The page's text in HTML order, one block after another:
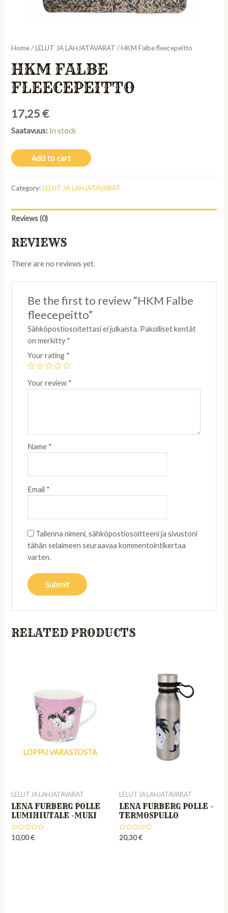
Home/LELUT JA LAHJATAVARAT / HKM Falbe fleecepeitto
HKM FALBE
FLEECEPEITTO
17,25€
Saatavuus: In stock
Add to cart
Category:LELUT JA LAHJATAVARAT
Reviews (0)
REVIEWS
There are no reviews yet.
Be the first to review “HKM Falbe
fleecepeitto”
Sähköpostiosoitettasi ei julkaista. Pakolliset kentät
on merkitty*
Your rating *
Your review *
Name *
Email *
Tallenna nimeni, sähköpostiosoitteeni ja sivustoni
tähän selaimeen seuraavaa kommentointikertaa
varten.
RELATED PRODUCTS
LOPPU VARASTOSTA
LELUT JA LAHJATAVARAT
LENA FURBERG POLLE
LUMIHIUTALE -MUKI
Rated
0
10,00€
LELUT JA LAHJATAVARAT
LENA FURBERG POLLE -
TERMOSPULLO
Rated
0
20,30€